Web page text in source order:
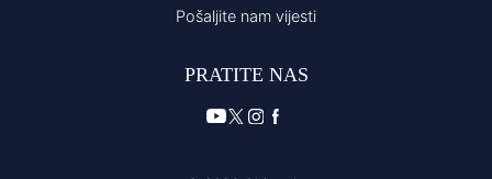
Pošaljite nam vijesti
PRATITE NAS